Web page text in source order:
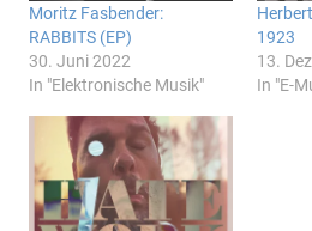
Moritz Fasbender:
RABBITS (EP)
30. Juni 2022
In "Elektronische Musik"
1923
13.
In "E-